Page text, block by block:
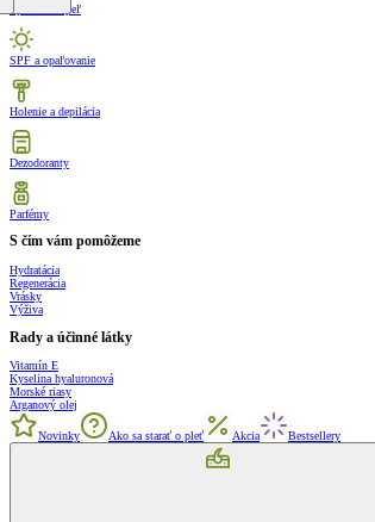
Sprcha a kúpeľ
SPF a opaľovanie
Holenie a depilácia
Dezodoranty
Parfémy
S čím vám pomôžeme
Hydratácia
Regenerácia
Vrásky
Výživa
Rady a účinné látky
Vitamín E
Kyselina hyaluronová
Morské riasy
Arganový olej
Novinky Ako sa starať o pleť Akcia Bestsellery